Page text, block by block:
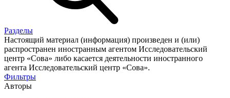
Разделы
Настоящий материал (информация) произведен и (или)
распространен иностранным агентом Исследовательский
центр «Сова» либо касается деятельности иностранного
агента Исследовательский центр «Сова».
Фильтры
Авторы